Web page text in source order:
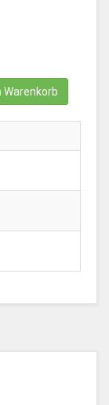
In den Warenkorb